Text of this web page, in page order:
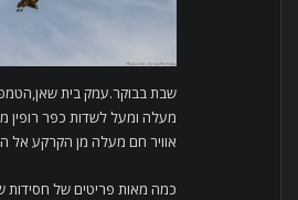
שבת בבוקר.עמק בית
מעלה ומעל לשדות כפר
אוויר חם מעלה מן הקרקע אל
כמה מאות פריטים של חסידות